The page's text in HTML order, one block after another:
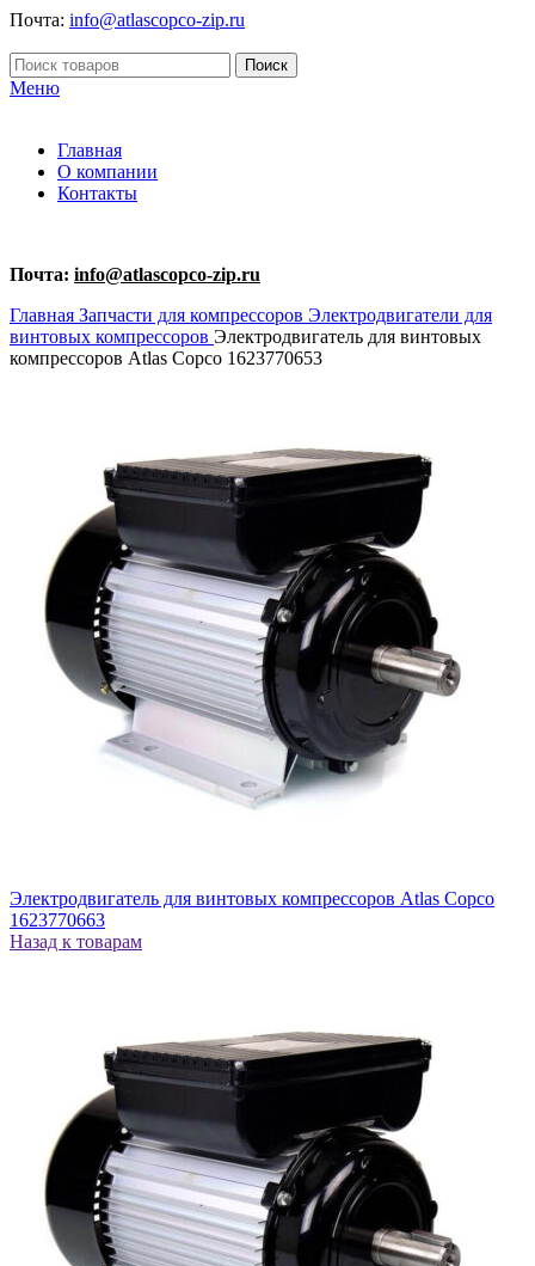
Почта: info@atlascopco-zip.ru
Поиск
Меню
Главная
О компании
Контакты
Почта: info@atlascopco-zip.ru
Главная Запчасти для компрессоров Электродвигатели для
винтовых компрессоров Электродвигатель для винтовых
компрессоров Atlas Copco 1623770653
Электродвигатель для винтовых компрессоров Atlas Copco
1623770663
Назад к товарам